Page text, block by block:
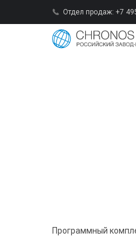
Отдел продаж: +7
Программный